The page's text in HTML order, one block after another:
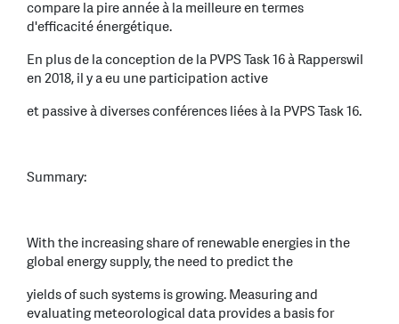
compare la pire année à la meilleure en termes
d'efficacité énergétique.
En plus de la conception de la PVPS Task 16 à Rapperswil
en 2018, il y a eu une participation active
et passive à diverses conférences liées à la PVPS Task 16.
Summary:
With the increasing share of renewable energies in the
global energy supply, the need to predict the
yields of such systems is growing. Measuring and
evaluating meteorological data provides a basis for